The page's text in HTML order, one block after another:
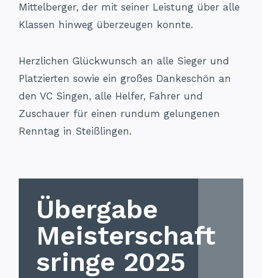
Mittelberger, der mit seiner Leistung über alle
Klassen hinweg überzeugen konnte.
Herzlichen Glückwunsch an alle Sieger und
Platzierten sowie ein großes Dankeschön an
den VC Singen, alle Helfer, Fahrer und
Zuschauer für einen rundum gelungenen
Renntag in Steißlingen.
Übergabe
Meisterschaft
sringe 2025